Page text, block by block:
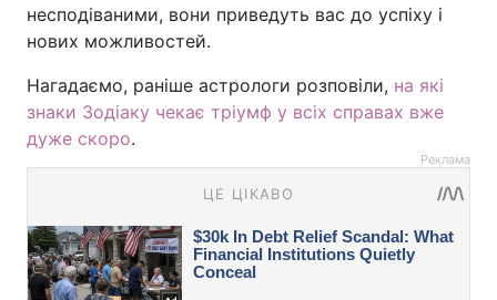
несподіваними, вони приведуть вас до успіху і
нових можливостей.
Нагадаємо, раніше астрологи розповіли, на які
знаки Зодіаку чекає тріумф у всіх справах вже
дуже скоро.
Реклама